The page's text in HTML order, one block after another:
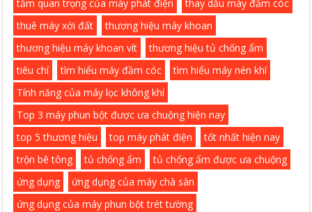
tầm quan trọng của máy phát điện
thay dầu máy đầm cóc
thuê máy xới đất
thương hiệu máy khoan
thương hiệu máy khoan vít
thương hiệu tủ chống ẩm
tiêu chí
tìm hiểu máy đầm cóc
tìm hiểu máy nén khí
Tính năng của máy lọc không khí
Top 3 máy phun bột được ưa chuộng hiện nay
top 5 thương hiệu
top máy phát điện
tốt nhất hiện nay
trộn bê tông
tủ chống ẩm
tủ chống ẩm được ưa chuộng
ứng dụng
ứng dụng của máy chà sàn
ứng dụng của máy phun bột trét tường